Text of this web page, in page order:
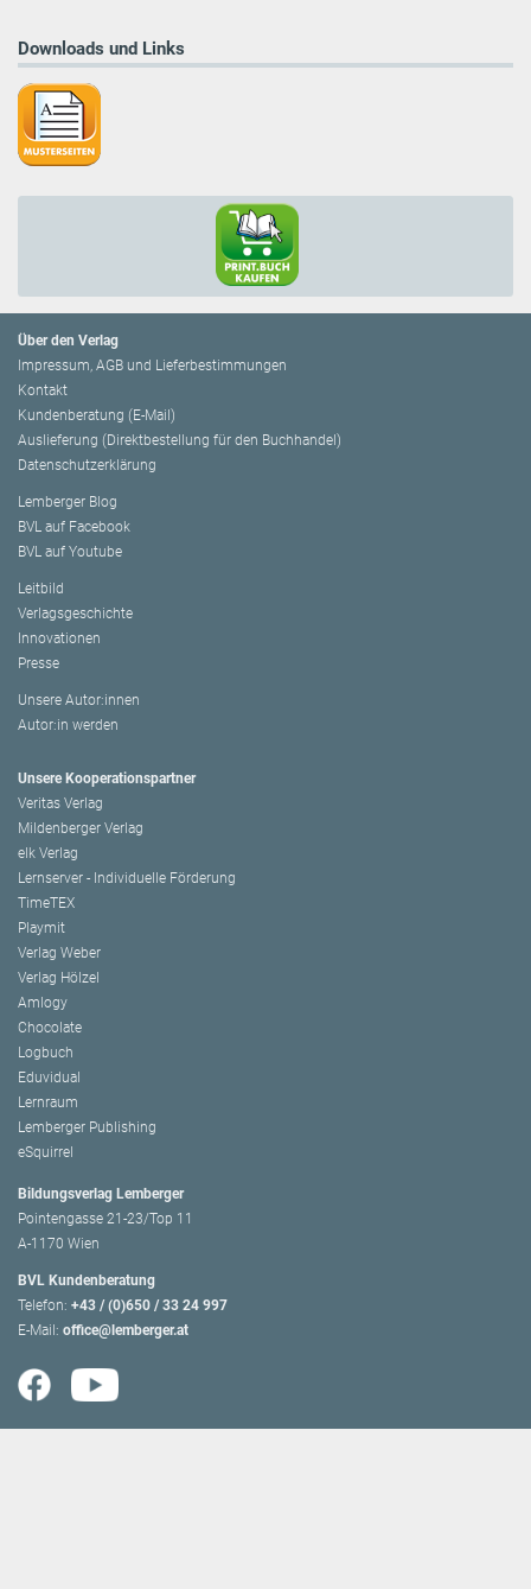
Downloads und Links
Über den Verlag
Impressum, AGB und Lieferbestimmungen
Kontakt
Kundenberatung (E-Mail)
Auslieferung (Direktbestellung für den Buchhandel)
Datenschutzerklärung
Lemberger Blog
BVL auf Facebook
BVL auf Youtube
Leitbild
Verlagsgeschichte
Innovationen
Presse
Unsere Autor:innen
Autor:in werden
Unsere Kooperationspartner
Veritas Verlag
Mildenberger Verlag
elk Verlag
Lernserver - Individuelle Förderung
TimeTEX
Playmit
Verlag Weber
Verlag Hölzel
Amlogy
Chocolate
Logbuch
Eduvidual
Lernraum
Lemberger Publishing
eSquirrel
Bildungsverlag Lemberger
Pointengasse 21-23/Top 11
A-1170 Wien
BVL Kundenberatung
Telefon: +43 / (0)650 / 33 24 997
E-Mail: office@lemberger.at